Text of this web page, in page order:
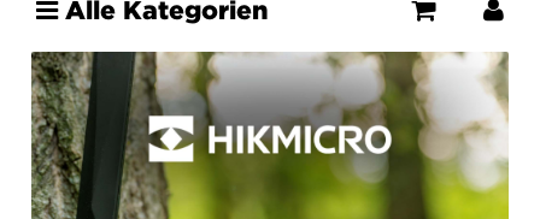
Alle Kategorien